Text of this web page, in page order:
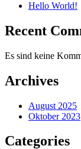
Hello World!
Recent
Es sind keine
Archives
August 2025
Oktober 2023
Categories